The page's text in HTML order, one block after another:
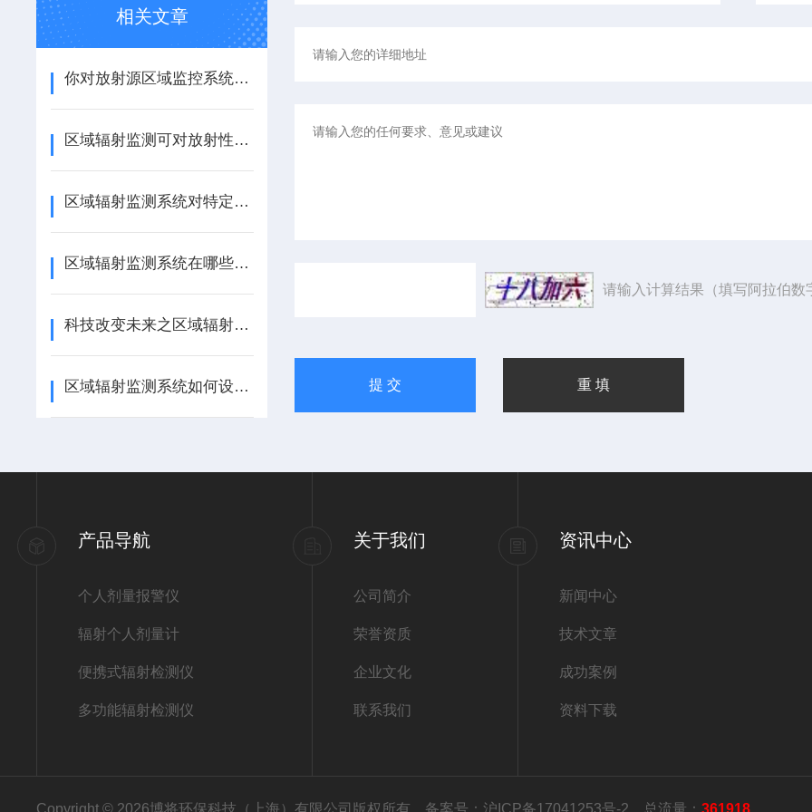
相关文章
你对放射源区域监控系统了解有多少？
区域辐射监测可对放射性工作场所进行环境辐射水平监测
区域辐射监测系统对特定行业的必要性
区域辐射监测系统在哪些领域应用广泛？
科技改变未来之区域辐射监测系统用于辐照育种
区域辐射监测系统如何设计实现高效、实用？
请输入计算结果（填写阿拉伯数
产品导航
个人剂量报警仪
辐射个人剂量计
便携式辐射检测仪
多功能辐射检测仪
关于我们
公司简介
荣誉资质
企业文化
联系我们
资讯中心
新闻中心
技术文章
成功案例
资料下载
Copyright © 2026博将环保科技（上海）有限公司版权所有 备案号：沪ICP备17041253号-2 总流量：361918